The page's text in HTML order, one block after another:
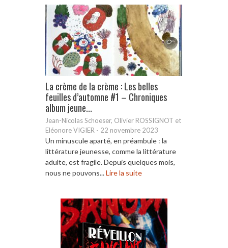
La crème de la crème : Les belles
feuilles d’automne #1 – Chroniques
album jeune...
Jean-Nicolas Schoeser, Olivier ROSSIGNOT et
Eléonore VIGIER - 22 novembre 2023
Un minuscule aparté, en préambule : la
littérature jeunesse, comme la littérature
adulte, est fragile. Depuis quelques mois,
nous ne pouvons...Lire la suite